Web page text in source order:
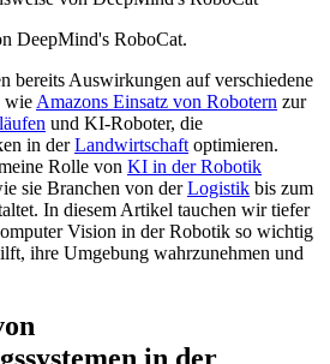
DeepMind's RoboCat.
bereits Auswirkungen auf verschiedene
wie Amazons Einsatz von Robotern zur
und KI-Roboter, die
in derLandwirtschaft optimieren.
Rolle von KI in der Robotik
sie Branchen von derLogistik bis zum
In diesem Artikel tauchen wir tiefer
Vision in der Robotik so wichtig
ihre Umgebung wahrzunehmen und